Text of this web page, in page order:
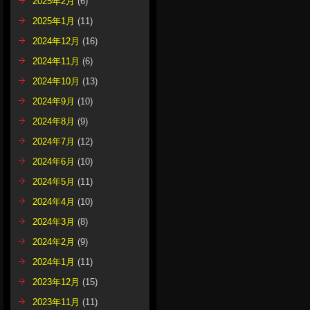
2025年1月 (11)
2024年12月 (16)
2024年11月 (6)
2024年10月 (13)
2024年9月 (10)
2024年8月 (9)
2024年7月 (12)
2024年6月 (10)
2024年5月 (11)
2024年4月 (10)
2024年3月 (8)
2024年2月 (9)
2024年1月 (11)
2023年12月 (15)
2023年11月 (11)